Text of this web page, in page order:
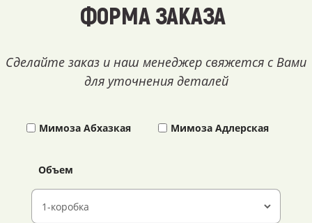
ФОРМА ЗАКАЗА
Сделайте заказ и наш менеджер свяжется с Вами
для уточнения деталей
Мимоза Абхазкая Мимоза Адлерская
Объем